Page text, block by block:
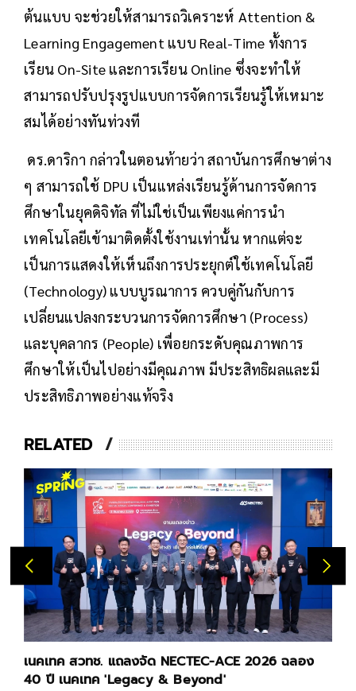
ต้นแบบ จะช่วยให้สามารถวิเคราะห์ Attention &
Learning Engagement แบบ Real-Time ทั้งการ
เรียน On-Site และการเรียน Online ซึ่งจะทำให้
สามารถปรับปรุงรูปแบบการจัดการเรียนรู้ให้เหมาะ
สมได้อย่างทันท่วงที
ดร.ดาริกา กล่าวในตอนท้ายว่า สถาบันการศึกษาต่าง
ๆ สามารถใช้ DPU เป็นแหล่งเรียนรู้ด้านการจัดการ
ศึกษาในยุคดิจิทัล ที่ไม่ใช่เป็นเพียงแค่การนำ
เทคโนโลยีเข้ามาติดตั้งใช้งานเท่านั้น หากแต่จะ
เป็นการแสดงให้เห็นถึงการประยุกต์ใช้เทคโนโลยี
(Technology) แบบบูรณาการ ควบคู่กันกับการ
เปลี่ยนแปลงกระบวนการจัดการศึกษา (Process)
และบุคลากร (People) เพื่อยกระดับคุณภาพการ
ศึกษาให้เป็นไปอย่างมีคุณภาพ มีประสิทธิผลและมี
ประสิทธิภาพอย่างแท้จริง
RELATED
เนคเทค สวทช. แถลงจัด NECTEC-ACE 2026 ฉลอง
40 ปี เนคเทค 'Legacy & Beyond'